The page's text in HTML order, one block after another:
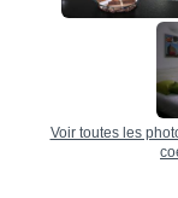
Voir toutes les